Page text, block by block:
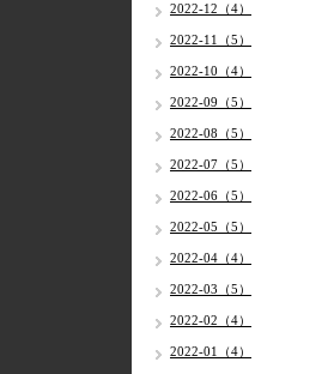
2022-12（4）
2022-11（5）
2022-10（4）
2022-09（5）
2022-08（5）
2022-07（5）
2022-06（5）
2022-05（5）
2022-04（4）
2022-03（5）
2022-02（4）
2022-01（4）